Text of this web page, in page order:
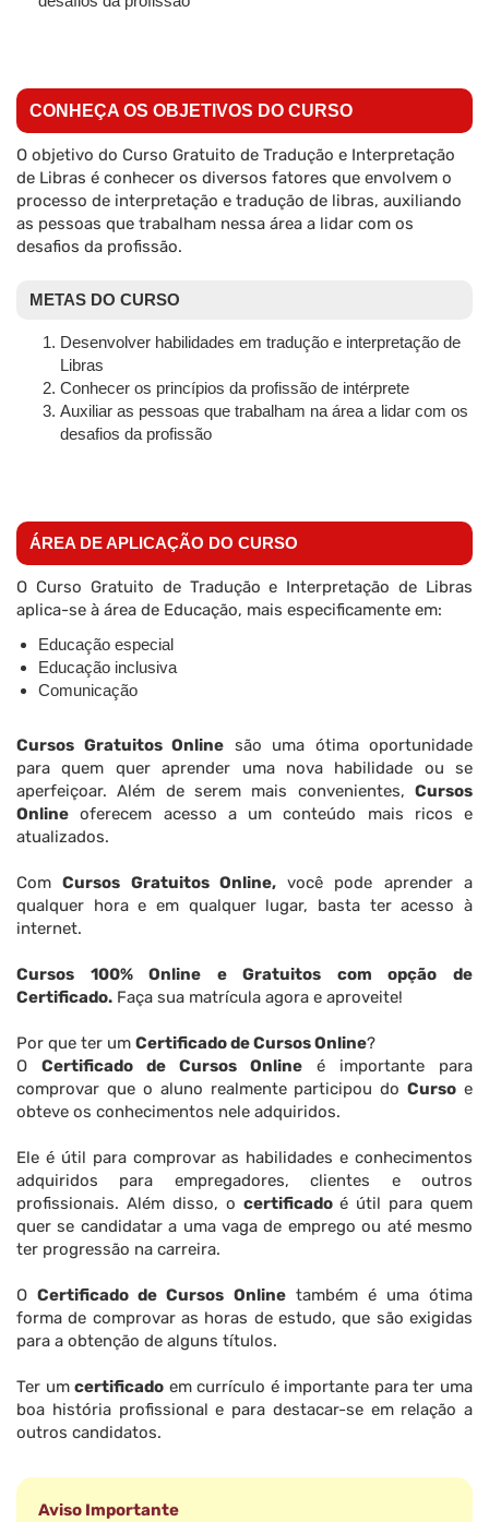
CONHEÇA OS OBJETIVOS DO CURSO
O objetivo do Curso Gratuito de Tradução e Interpretação
de Libras é conhecer os diversos fatores que envolvem o
processo de interpretação e tradução de libras, auxiliando
as pessoas que trabalham nessa área a lidar com os
desafios da profissão.
METAS DO CURSO
Desenvolver habilidades em tradução e interpretação de
Libras
Conhecer os princípios da profissão de intérprete
Auxiliar as pessoas que trabalham na área a lidar com os
desafios da profissão
ÁREA DE APLICAÇÃO DO CURSO
O Curso Gratuito de Tradução e Interpretação de Libras
aplica-se à área de Educação, mais especificamente em:
Educação especial
Educação inclusiva
Comunicação
Cursos Gratuitos Online são uma ótima oportunidade
para quem quer aprender uma nova habilidade ou se
aperfeiçoar. Além de serem mais convenientes, Cursos
Online oferecem acesso a um conteúdo mais ricos e
atualizados.
ComCursos Gratuitos Online,você pode aprender a
qualquer hora e em qualquer lugar, basta ter acesso à
internet.
Cursos 100% Online e Gratuitos com opção de
Certificado. Faça sua matrícula agora e aproveite!
Por que ter um Certificado de Cursos Online?
O Certificado de Cursos Online é importante para
comprovar que o aluno realmente participou doCurso e
obteve os conhecimentos nele adquiridos.
Ele é útil para comprovar as habilidades e conhecimentos
adquiridos para empregadores, clientes e outros
profissionais. Além disso, o certificadoé útil para quem
quer se candidatar a uma vaga de emprego ou até mesmo
ter progressão na carreira.
OCertificado de Cursos Onlinetambém é uma ótima
forma de comprovar as horas de estudo, que são exigidas
para a obtenção de alguns títulos.
Ter umcertificado em currículo é importante para ter uma
boa história profissional e para destacar-se em relação a
outros candidatos.
Aviso Importante